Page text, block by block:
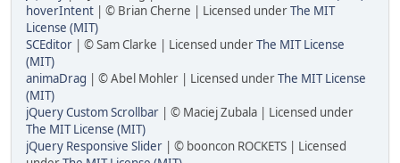
hoverIntent | © Brian Cherne | Licensed underThe MIT
License (MIT)
SCEditor | © Sam Clarke | Licensed underThe MIT License
(MIT)
animaDrag | © Abel Mohler | Licensed underThe MIT License
(MIT)
jQuery Custom Scrollbar | © Maciej Zubala | Licensed under
The MIT License (MIT)
jQuery Responsive Slider | © booncon ROCKETS | Licensed